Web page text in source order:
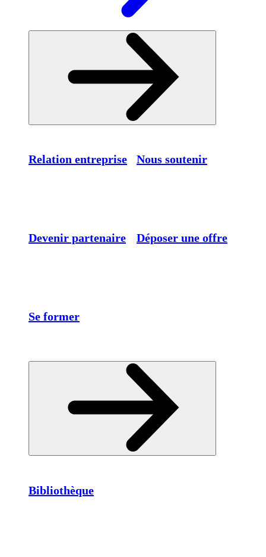
Relation entreprise Nous soutenir
Devenir partenaire Déposer une offre
Se former
Bibliothèque